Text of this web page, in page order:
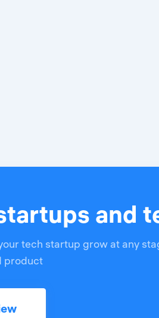
and
tech startup grow at any
product